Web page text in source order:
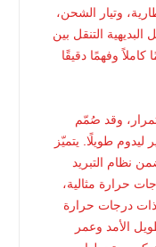
وتيار الشحن،
التنقل بين
وفهمًا دقيقًا
وقد صُمّم
الشمسية هذا بقدرة 30 أمبير ليدوم طويلًا. يتميّز
نظام التبريد
حرارة مثالية،
ذات درجات حرارة
الأمد وعمر